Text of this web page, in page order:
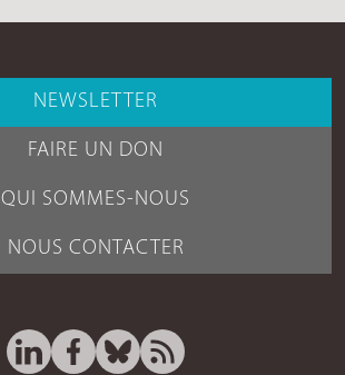
NEWSLETTER
FAIRE UN DON
QUI SOMMES-NOUS
NOUS CONTACTER